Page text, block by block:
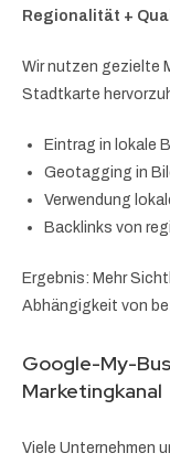
Regionalität +
Wir nutzen gezielte
Stadtkarte
Eintrag in lokale
Geotagging in
Verwendung
Backlinks von
Ergebnis: Mehr
Abhängigkeit von
Google-My-
Marketingkanal
Viele Unternehmen